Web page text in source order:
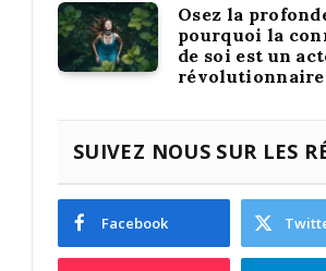
Osez la
pourquoi la
de soi est un
révolutionnaire
SUIVEZ NOUS SUR LES
Facebook